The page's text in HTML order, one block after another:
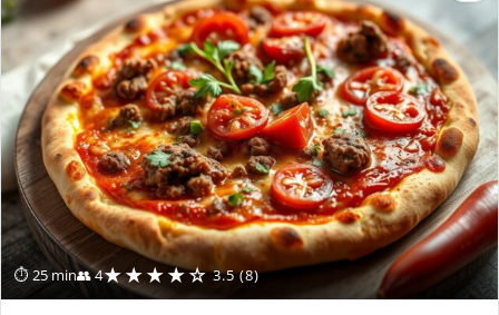
⏱ 25 min👥 4★★★★☆ 3.5 (8)